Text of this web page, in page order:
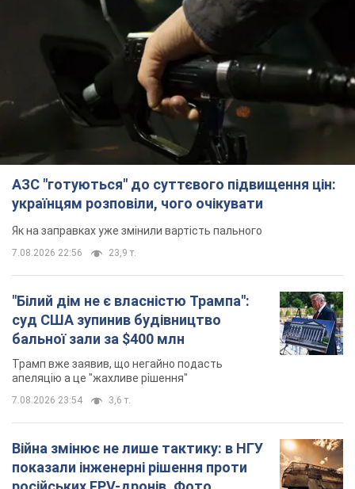
АЗС "готуються" до суттєвого підвищення цін:
українцям розповіли, чого очікувати
Як на заправках уже змінили вартість пального
7.08.2026 22:56 23,9 т.
"Білий дім не є власністю Трампа":
суд США зупинив будівництво
бальної зали за $400 млн
Трамп вже заявив, що негайно подасть
апеляцію а це "жахливе рішення"
7.08.2026 23:54 3,6 т.
Війна змінює не лише тактику: в НГУ
показали інженерні рішення проти